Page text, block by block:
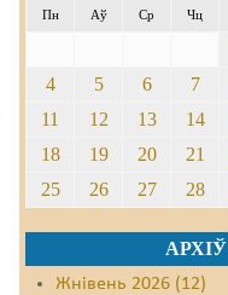
Пн Аў Ср Чц
4
5 6 7
11
12 13 14
18
19 20 21
25
26 27 28
АРХІЎ
Жнівень 2026 (12)